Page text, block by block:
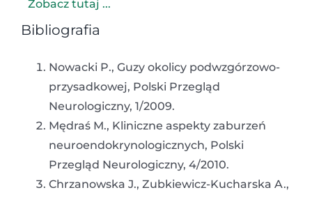
Zobacz tutaj ...
Bibliografia
Nowacki P., Guzy okolicy podwzgórzowo-
przysadkowej, Polski Przegląd
Neurologiczny, 1/2009.
Mędraś M., Kliniczne aspekty zaburzeń
neuroendokrynologicznych, Polski
Przegląd Neurologiczny, 4/2010.
Chrzanowska J., Zubkiewicz-Kucharska A.,